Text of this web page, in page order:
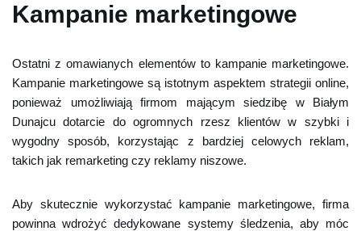
Kampanie marketingowe
Ostatni z omawianych elementów to kampanie marketingowe.
Kampanie marketingowe są istotnym aspektem strategii online,
ponieważ umożliwiają firmom mającym siedzibę w Białym
Dunajcu dotarcie do ogromnych rzesz klientów w szybki i
wygodny sposób, korzystając z bardziej celowych reklam,
takich jak remarketing czy reklamy niszowe.
Aby skutecznie wykorzystać kampanie marketingowe, firma
powinna wdrożyć dedykowane systemy śledzenia, aby móc